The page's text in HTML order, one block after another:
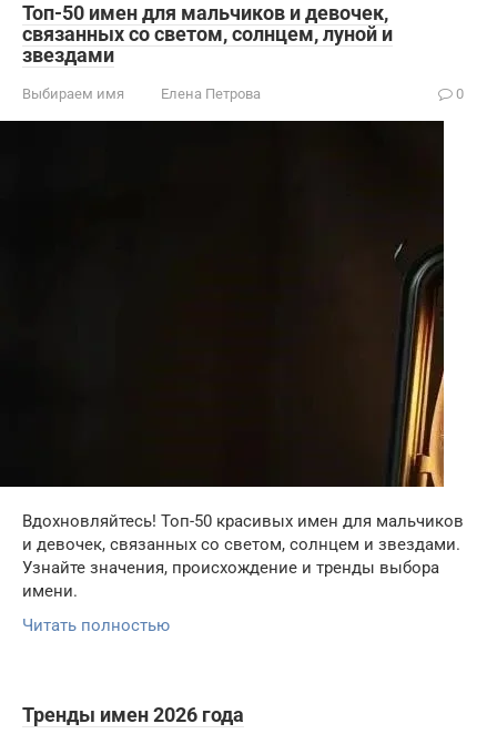
Топ-50 имен для мальчиков и девочек,
связанных со светом, солнцем, луной и
звездами
Выбираем имя Елена Петрова 0
Вдохновляйтесь! Топ-50 красивых имен для мальчиков
и девочек, связанных со светом, солнцем и звездами.
Узнайте значения, происхождение и тренды выбора
имени.
Читать полностью
Тренды имен 2026 года